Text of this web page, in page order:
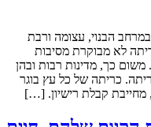
הבנוי, עצומה ורבת
לא מבוקרת מסיבות
משום כך, מדינות רבות ובהן
כריתה של כל עץ בוגר
קבלת רישיון. […]